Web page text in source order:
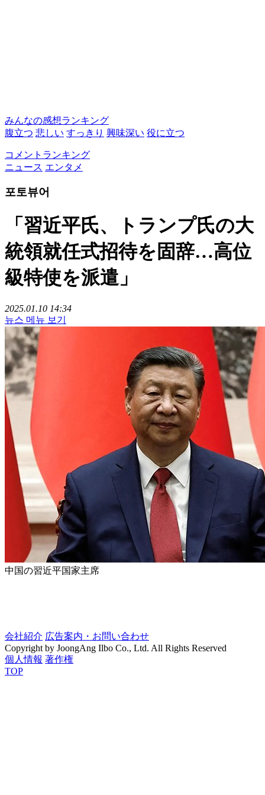
みんなの感想ランキング
腹立つ 悲しい すっきり 興味深い 役に立つ
コメントランキング
ニュース エンタメ
포토뷰어
「習近平氏、トランプ氏の大
統領就任式招待を固辞…高位
級特使を派遣」
2025.01.10 14:34
뉴스 메뉴 보기
中国の習近平国家主席
会社紹介 広告案内・お問い合わせ
Copyright by JoongAng Ilbo Co., Ltd. All Rights Reserved
個人情報 著作権
TOP